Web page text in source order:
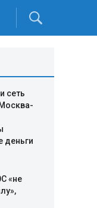
сеть
деньги
«не